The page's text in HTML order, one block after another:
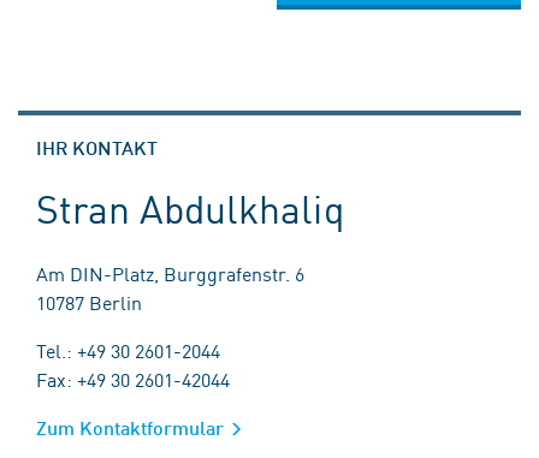
IHR KONTAKT
Stran Abdulkhaliq
Am DIN-Platz, Burggrafenstr. 6
10787 Berlin
Tel.: +49 30 2601-2044
Fax: +49 30 2601-42044
Zum Kontaktformular